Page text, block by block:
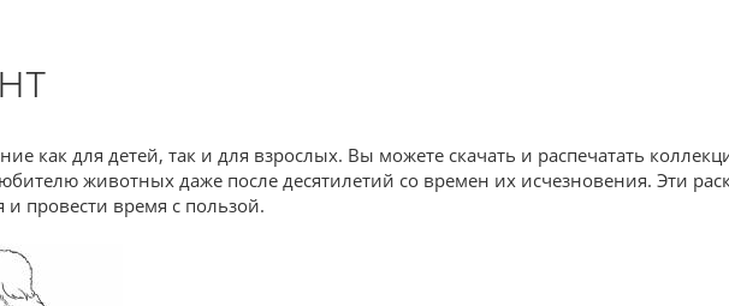
как для детей, так и для взрослых. Вы можете скачать и распечатать
животных даже после десятилетий со времен их исчезновения. Эти
провести время с пользой.